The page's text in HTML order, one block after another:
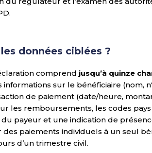
données ciblées ?
comprend jusqu’à quinze
informations sur le bénéficiaire (nom,
de paiement (date/heure,
les remboursements, les codes
payeur et une indication de
paiements individuels à un seul
d’un trimestre civil.